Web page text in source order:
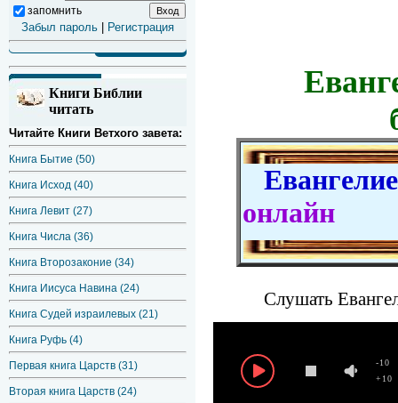
запомнить
Забыл пароль Регистрация
Книги Библии
читать
Читайте Книги Ветхого завета:
Книга Бытие (50)
Книга Исход (40)
Книга Левит (27)
Книга Числа (36)
Книга Второзаконие (34)
Книга Иисуса Навина (24)
Книга Судей израилевых (21)
Книга Руфь (4)
Первая книга Царств (31)
Вторая книга Царств (24)
онлайн
Слушать
+10
-10